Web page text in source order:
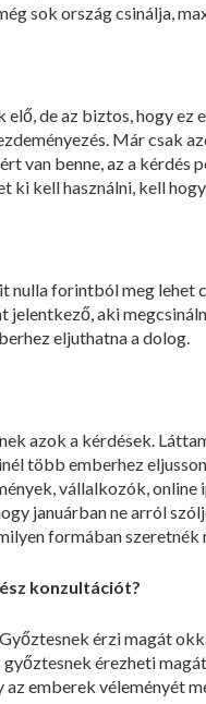
sok ország csinálja,
de az biztos, hogy ez
Már csak
van benne, az a kérdés
ki kell használni, kell
nulla forintból meg lehet
aki
eljuthatna a dolog.
azok a kérdések.
több emberhez
vállalkozók,
januárban ne arról
formában szeretnék
konzultációt?
érzi magát
érezheti
emberek véleményét